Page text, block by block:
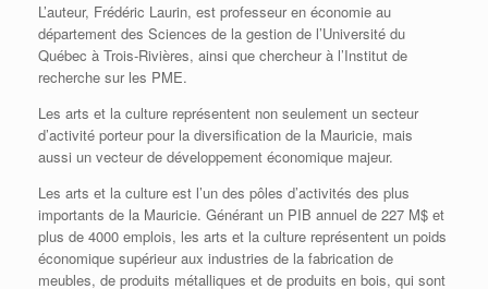
L’auteur, Frédéric Laurin, est professeur en économie au
département des Sciences de la gestion de l’Université du
Québec à Trois-Rivières, ainsi que chercheur à l’Institut de
recherche sur les PME.
Les arts et la culture représentent non seulement un secteur
d’activité porteur pour la diversification de la Mauricie, mais
aussi un vecteur de développement économique majeur.
Les arts et la culture est l’un des pôles d’activités des plus
importants de la Mauricie. Générant un PIB annuel de 227 M$ et
plus de 4000 emplois, les arts et la culture représentent un poids
économique supérieur aux industries de la fabrication de
meubles, de produits métalliques et de produits en bois, qui sont